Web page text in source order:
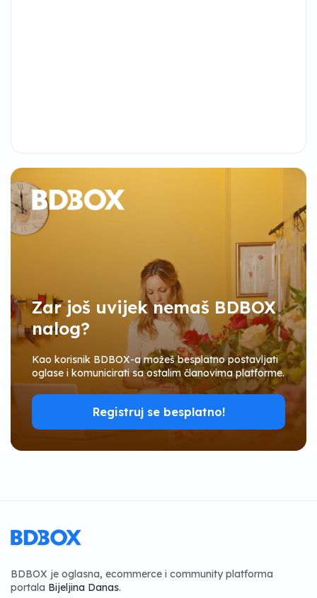
Zar još uvijek nemaš BDBOX
nalog?
Kao korisnik BDBOX-a možeš besplatno postavljati
oglase i komunicirati sa ostalim članovima platforme.
Registruj se besplatno!
BDBOX je oglasna, ecommerce i community platforma
portala Bijeljina Danas.